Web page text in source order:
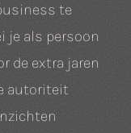
te
je als persoon
de extra jaren
autoriteit